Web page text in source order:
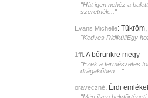
"Hát igen nehéz a
szeretnék..."
Evans Michelle:
"Kedves Ridikül!Egy
1ffi:A bőrünkre megy
"Ezek a természetes
drágakőben:..."
oraveczné: Érdi